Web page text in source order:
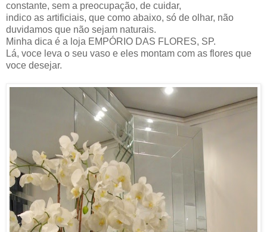
constante, sem a preocupação, de cuidar,
indico as artificiais, que como abaixo, só de olhar, não
duvidamos que não sejam naturais.
Minha dica é a loja EMPÓRIO DAS FLORES, SP.
Lá, voce leva o seu vaso e eles montam com as flores que
voce desejar.